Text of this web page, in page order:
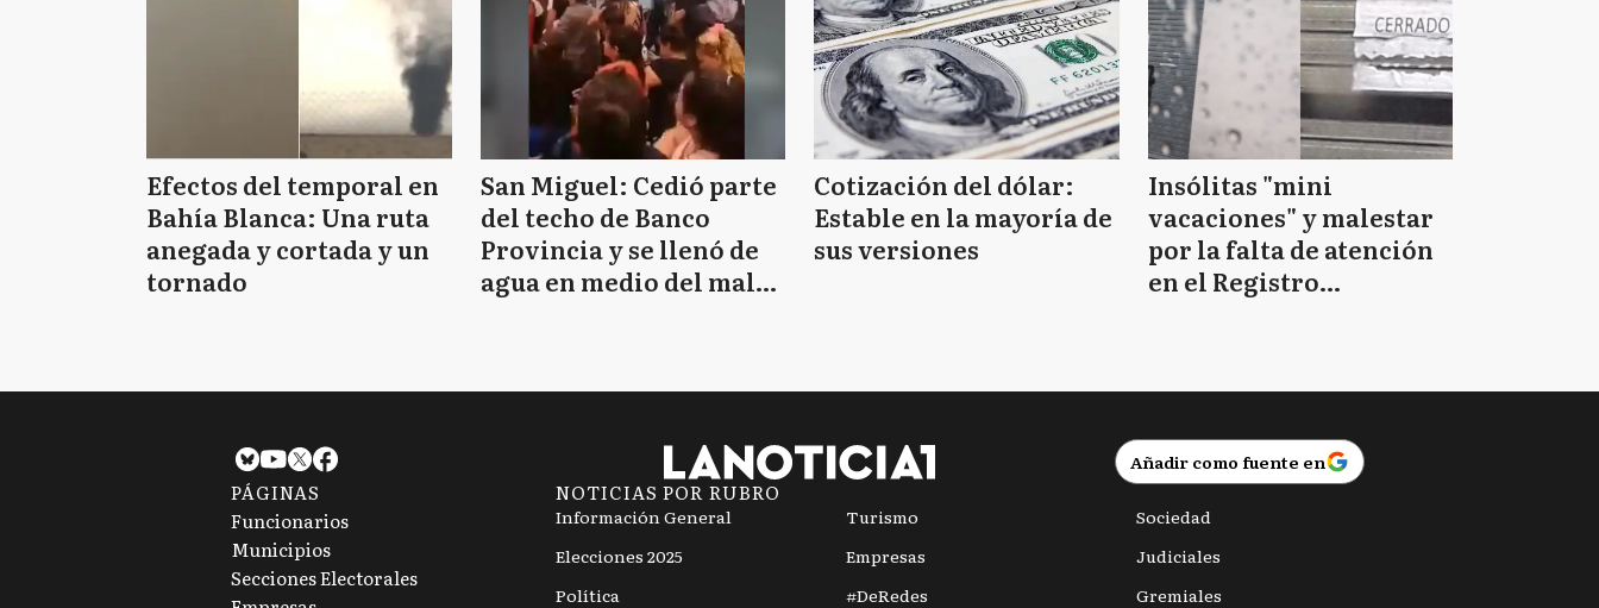
Efectos del temporal en
Bahía Blanca: Una ruta
anegada y cortada y un
tornado
San Miguel: Cedió parte
del techo de Banco
Provincia y se llenó de
agua en medio del mal
Cotización del dólar:
Estable en la mayoría de
sus versiones
Insólitas "mini
vacaciones" y malestar
por la falta de atención
en el Registro
Añadir como fuente en
PÁGINAS
Funcionarios
Municipios
Secciones Electorales
NOTICIAS POR RUBRO
Información General
Elecciones 2025
Política
Turismo
Empresas
#DeRedes
Sociedad
Judiciales
Gremiales